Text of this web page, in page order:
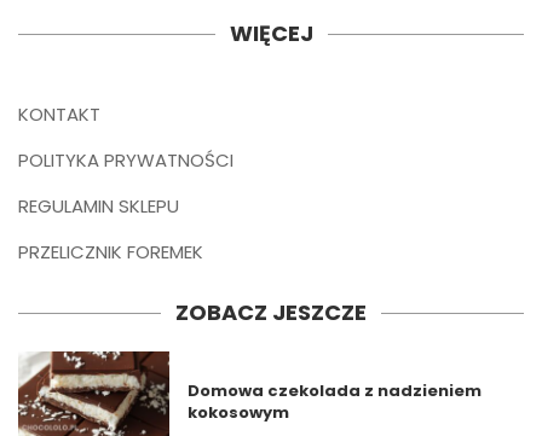
WIĘCEJ
KONTAKT
POLITYKA PRYWATNOŚCI
REGULAMIN SKLEPU
PRZELICZNIK FOREMEK
ZOBACZ JESZCZE
Domowa czekolada z nadzieniem
kokosowym